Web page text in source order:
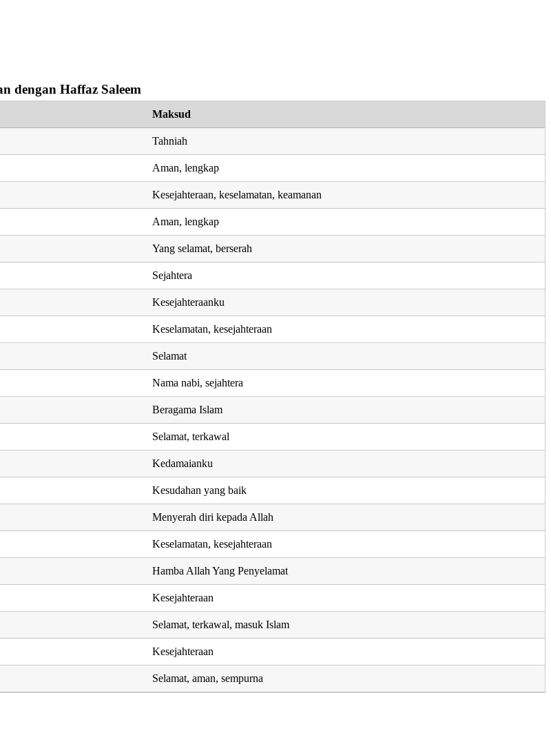
dengan Haffaz Saleem
Maksud
Tahniah
Aman, lengkap
Kesejahteraan, keselamatan, keamanan
Aman, lengkap
Yang selamat, berserah
Sejahtera
Kesejahteraanku
Keselamatan, kesejahteraan
Selamat
Nama nabi, sejahtera
Beragama Islam
Selamat, terkawal
Kedamaianku
Kesudahan yang baik
Menyerah diri kepada Allah
Keselamatan, kesejahteraan
Hamba Allah Yang Penyelamat
Kesejahteraan
Selamat, terkawal, masuk Islam
Kesejahteraan
Selamat, aman, sempurna